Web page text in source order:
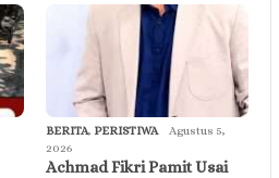
BERITA, PERISTIWA
Agustus 5,
2026
Achmad Fikri Pamit Usai